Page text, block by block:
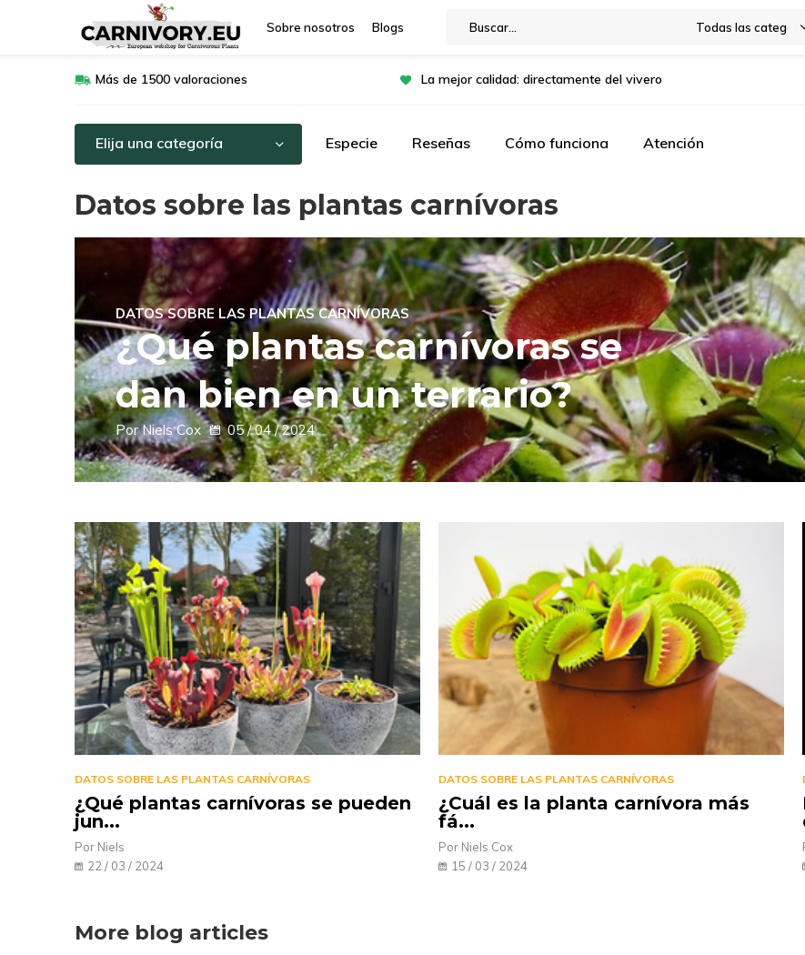
Sobre nosotros Blogs Todas las
Más de 1500 valoraciones La mejor calidad: directamente del vivero
Elija una categoría Especie Reseñas Cómo funciona Atención
Datos sobre las plantas carnívoras
DATOS SOBRE LAS PLANTAS CARNÍVORAS
¿Qué plantas carnívoras se
dan bien en un terrario?
Por Niels Cox 05 / 04 / 2024
DATOS SOBRE LAS PLANTAS CARNÍVORAS
¿Qué plantas carnívoras se pueden
jun...
Por Niels
22 / 03 / 2024
DATOS SOBRE LAS PLANTAS CARNÍVORAS
¿Cuál es la planta carnívora más
fá...
Por Niels Cox
15 / 03 / 2024
More blog articles